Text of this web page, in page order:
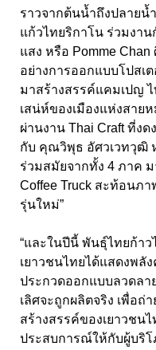
ราวจากต้นน้ำถึงปลายน้
แก้วไทยริกาโน ร่วมงา
แสง หรือ Pomme
อย่างการออกแบบโปสเ
มาสร้างสรรค์แคมเปญ
เสน่ห์ของเมืองแห่งสาย
ผ่านงาน Thai Craft ที่ง
กับ คุณวิพุธ อัศวเวทวุฒิ
ร่วมสมัยจากทั้ง 4 ภาค
Coffee Truck สะท้อนภ
รุ่นใหม่”
“และในปีนี้ พันธุ์ไทยก้าว
เยาวชนไทยได้แสดงพลั
ประกวดออกแบบลวดลา
เลิศจะถูกผลิตจริง เพื่อ
สร้างสรรค์ของเยาวชน
ประสบการณ์ให้กับผู้บริโ